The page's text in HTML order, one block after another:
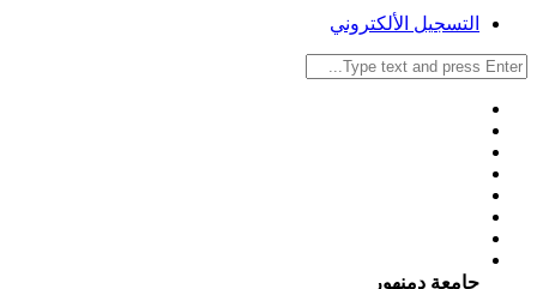
التسجيل الألكتروني
جامعة دمنهور